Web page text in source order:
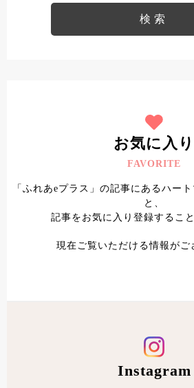
お気に入り
FAVORITE
「ふれあeプラス」の記事にあるハー
と、
記事をお気に入り登録するこ
現在ご覧いただける情報がご
Instagram